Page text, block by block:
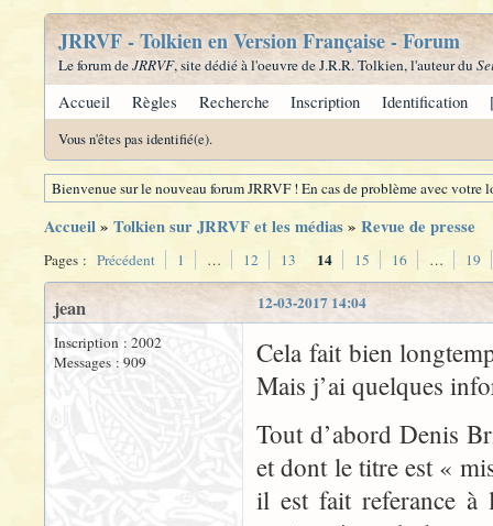
JRRVF - Tolkien en Version Française - Forum
Le forum deJRRVF, site dédié à l'oeuvre de J.R.R. Tolkien, l'auteur du
Accueil Règles Recherche Inscription Identification
Vous n'êtes pas identifié(e).
Bienvenue sur le nouveau forum JRRVF ! En cas de problème avec
Accueil» Tolkien sur JRRVF et les médias» Revue de presse
Pages : Précédent 1 … 12 13 14 15 16 … 19
12-03-2017 14:04
jean
Inscription : 2002
Messages : 909
Cela fait bien
Mais j’ai quelques
Tout d’abord Denis
et dont le titre est «
il est fait referance à